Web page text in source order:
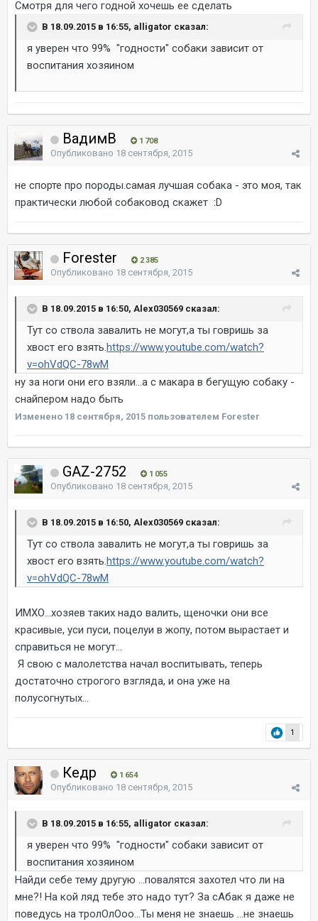
Смотря для чего годной хочешь ее сделать
В 18.09.2015 в 16:55, alligator сказал:
я уверен что 99% "годности" собаки зависит от
воспитания хозяином
ВадимВ 1 708
Опубликовано 18 сентября, 2015
не спорте про породы.самая лучшая собака - это моя, так
практически любой собаковод скажет :D
Forester 2 385
Опубликовано 18 сентября, 2015
В 18.09.2015 в 16:50, Alex030569 сказал:
Тут со ствола завалить не могут,а ты говришь за
хвост его взять.https://www.youtube.com/watch?
v=ohVdQC-78wM
ну за ноги они его взяли...а с макара в бегущую собаку -
снайпером надо быть
Изменено 18 сентября, 2015 пользователем Forester
GAZ-2752 1 055
Опубликовано 18 сентября, 2015
В 18.09.2015 в 16:50, Alex030569 сказал:
Тут со ствола завалить не могут,а ты говришь за
хвост его взять.https://www.youtube.com/watch?
v=ohVdQC-78wM
ИМХО...хозяев таких надо валить, щеночки они все
красивые, уси пуси, поцелуи в жопу, потом вырастает и
справиться не могут...
Я свою с малолетства начал воспитывать, теперь
достаточно строгого взгляда, и она уже на
полусогнутых...
1
Кедр 1 654
Опубликовано 18 сентября, 2015
В 18.09.2015 в 16:55, alligator сказал:
я уверен что 99% "годности" собаки зависит от
воспитания хозяином
Найди себе тему другую ...повалятся захотел что ли на
мне?! На кой ляд тебе это надо тут? За сАбак я даже не
поведусь на тролОлОоо...Ты меня не знаешь ...не знаешь